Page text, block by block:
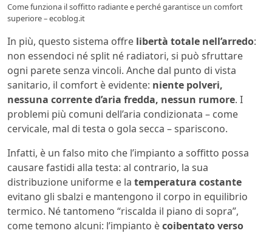
Come funziona il soffitto radiante e perché garantisce un comfort
superiore – ecoblog.it
In più, questo sistema offre libertà totale nell’arredo:
non essendoci né split né radiatori, si può sfruttare
ogni parete senza vincoli. Anche dal punto di vista
sanitario, il comfort è evidente: niente polveri,
nessuna corrente d’aria fredda, nessun rumore. I
problemi più comuni dell’aria condizionata – come
cervicale, mal di testa o gola secca – spariscono.
Infatti, è un falso mito che l’impianto a soffitto possa
causare fastidi alla testa: al contrario, la sua
distribuzione uniforme e la temperatura costante
evitano gli sbalzi e mantengono il corpo in equilibrio
termico. Né tantomeno “riscalda il piano di sopra”,
come temono alcuni: l’impianto ècoibentato verso